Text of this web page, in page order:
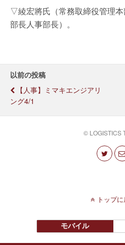
▽綾宏將氏（常務取締役管理
部長人事部長）。
以前の投稿
【人事】ミマキエンジアリ
ング4/1
© LOGISTICS
トップ
モバイル